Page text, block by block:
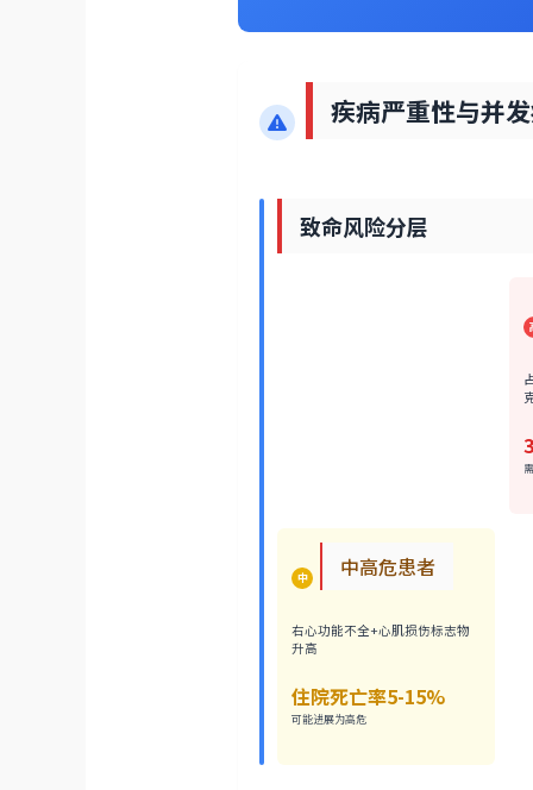
疾病严重性与并
致命风险分层
中 中高危患者
右心功能不全+心肌损伤标志物
升高
住院死亡率5-15%
可能进展为高危